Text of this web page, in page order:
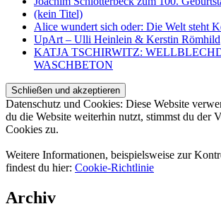
(kein Titel)
Alice wundert sich oder: Die Welt steht
UpArt – Ulli Heinlein & Kerstin Römhild
KATJA TSCHIRWITZ:
WASCHBETON
Datenschutz und Cookies: Diese Website
du die Website weiterhin nutzt, stimmst du der
Cookies zu.
Weitere Informationen, beispielsweise zur
findest du hier: Cookie-Richtlinie
Archiv